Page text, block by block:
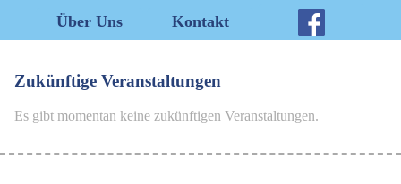
Über Uns
Kontakt
Zukünftige Veranstaltungen
Es gibt momentan keine zukünftigen Veranstaltungen.